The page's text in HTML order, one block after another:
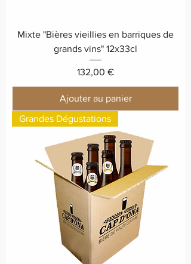
Mixte "Bières vieillies en barriques de
grands vins" 12x33cl
Prix
132,00 €
Ajouter au panier
Grandes Dégustations